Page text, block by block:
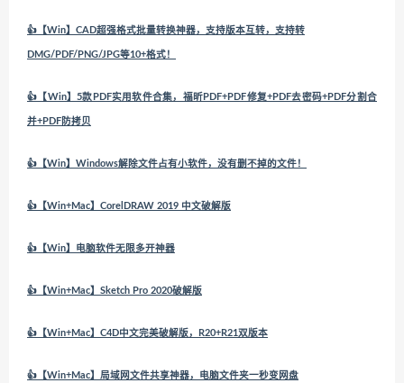
👍【Win】CAD超强格式批量转换神器，支持版本互转，支持转
DMG/PDF/PNG/JPG等10+格式！
👍【Win】5款PDF实用软件合集，福昕PDF+PDF修复+PDF去密码+PDF分割合
并+PDF防拷贝
👍【Win】Windows解除文件占有小软件，没有删不掉的文件！
👍【Win+Mac】CorelDRAW 2019 中文破解版
👍【Win】电脑软件无限多开神器
👍【Win+Mac】Sketch Pro 2020破解版
👍【Win+Mac】C4D中文完美破解版，R20+R21双版本
👍【Win+Mac】局域网文件共享神器，电脑文件夹一秒变网盘